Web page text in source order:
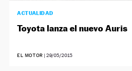
ACTUALIDAD
Toyota lanza el nuevo Auris
EL MOTOR | 29/05/2015